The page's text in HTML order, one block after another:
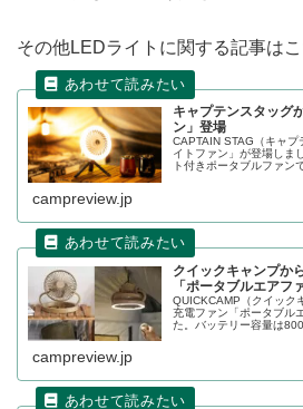
その他LEDライトに関する記事はこ
キャプテンスタッグ
ン」登場
CAPTAIN STAG（キャ
イトファン」が登場しま
ト付きポータブルファン
いろいろな場面で役立つ
campreview.jp
クイックキャンプか
「ポータブルエアフ
QUICKCAMP（クイック
充電ファン「ポータブル
た。バッテリー容量は
campreview.jp